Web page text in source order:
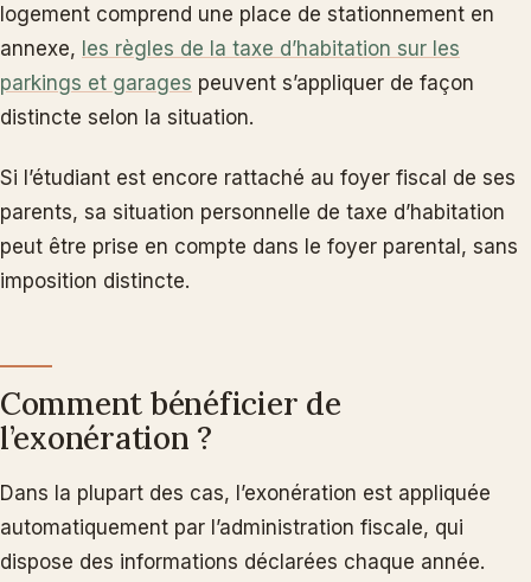
logement comprend une place de stationnement en
annexe, les règles de la taxe d’habitation sur les
parkings et garages peuvent s’appliquer de façon
distincte selon la situation.
Si l’étudiant est encore rattaché au foyer fiscal de ses
parents, sa situation personnelle de taxe d’habitation
peut être prise en compte dans le foyer parental, sans
imposition distincte.
Comment bénéficier de
l’exonération ?
Dans la plupart des cas, l’exonération est appliquée
automatiquement par l’administration fiscale, qui
dispose des informations déclarées chaque année.